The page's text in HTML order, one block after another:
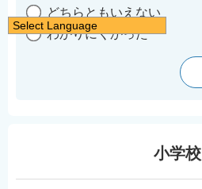
どちらともいえない
わかりにくかった
小学校
Select Language